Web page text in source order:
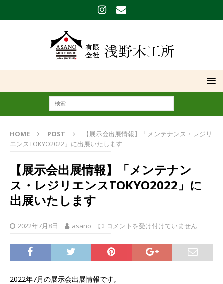
HOME POST
【展示会出展情報】「メンテナンス・レジリ
エンスTOKYO2022」に出展いたします
【展示会出展情報】「メンテナン
ス・レジリエンスTOKYO2022」に
出展いたします
2022年7月8日 asano コメントを受け付けていません
2022年7月の展示会出展情報です。